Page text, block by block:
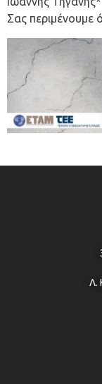
Σας περιμένουμε
Λ.